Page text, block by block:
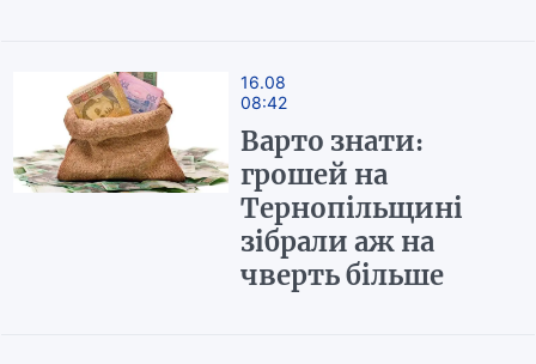
16.08
08:42
Варто знати:
грошей на
Тернопільщині
зібрали аж на
чверть більше